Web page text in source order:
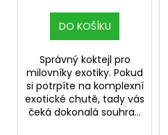
DO KOŠÍKU
Správný koktejl pro
milovníky exotiky. Pokud
si potrpíte na komplexní
exotické chutě, tady vás
čeká dokonalá souhra...